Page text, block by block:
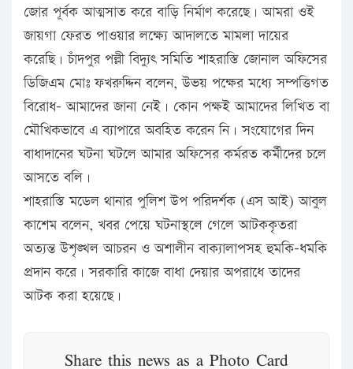
জোর পূর্বক আত্মসাত করে বাড়ি নির্মাণ করেছে। আমরা ওই
জায়গা ফেরত পাওয়ার লক্ষ্যে আদালতে মামলা দায়ের
করেছি। চাঁদপুর পল্লী বিদ্যুৎ সমিতি শাহরাস্তি জোনাল অফিসের
ডিজিএম মোঃ ফখরুদ্দিন বলেন, উভয় পক্ষের মধ্যে সম্পত্তিগত
বিরোধ- আমাদের জানা নেই। কোন পক্ষই আমাদের লিখিত বা
মৌখিকভাবে এ ব্যাপারে অবহিত করেন নি। সংযোগের দিন
বাধাদানের ঘটনা ঘটলে আমার অফিসের কর্মরত কর্মীদের চলে
আসতে বলি।
শাহরাস্তি মডেল থানার পুলিশ উপ পরিদর্শক (এস আই) আবুল
কাশেম বলেন, খবর পেয়ে ঘটনাস্থলে গেলে আটককৃতরা
অত্যন্ত উশৃঙ্খল আচরন ও অশালীন বাক্যালাপসহ হুমকি-ধমকি
প্রদান করে। সরকারি কাজে বাধা দেয়ার অপরাধে তাদের
আটক করা হয়েছে।
Share this news as a Photo Card